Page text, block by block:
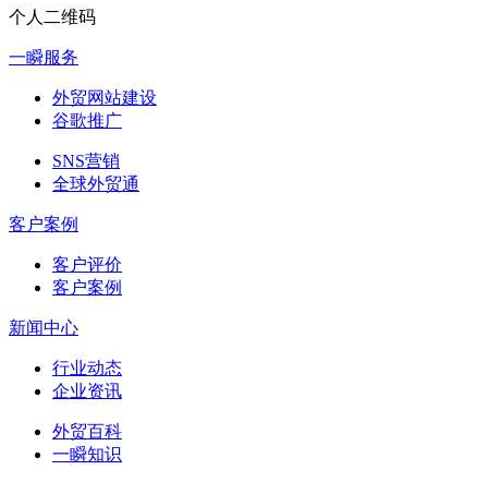
个人二维码
一瞬服务
外贸网站建设
谷歌推广
SNS营销
全球外贸通
客户案例
客户评价
客户案例
新闻中心
行业动态
企业资讯
外贸百科
一瞬知识